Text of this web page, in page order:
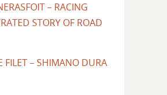
– RACING
STORY OF ROAD
FILET – SHIMANO DURA